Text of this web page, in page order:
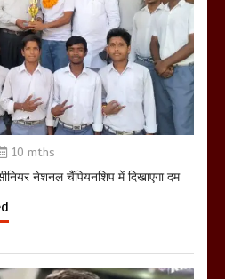
रखने पर लात मार कर होलिका को किया
वालों के साथ की गई गाली
अगर रखी गई होली तो होगा खून
11, 2025
10 mths
नेशनल चैंपियनशिप में दिखाएगा दम